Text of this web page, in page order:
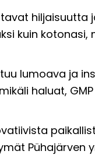
hiljaisuutta
kuin
lumoava ja
haluat,
Pühajärven